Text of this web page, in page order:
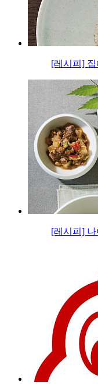
[레시피] 집
[레시피]